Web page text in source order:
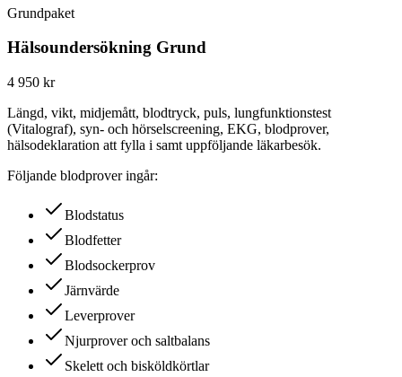
Grundpaket
Hälsoundersökning Grund
4 950 kr
Längd, vikt, midjemått, blodtryck, puls, lungfunktionstest
(Vitalograf), syn- och hörselscreening, EKG, blodprover,
hälsodeklaration att fylla i samt uppföljande läkarbesök.
Följande blodprover ingår:
Blodstatus
Blodfetter
Blodsockerprov
Järnvärde
Leverprover
Njurprover och saltbalans
Skelett och bisköldkörtlar